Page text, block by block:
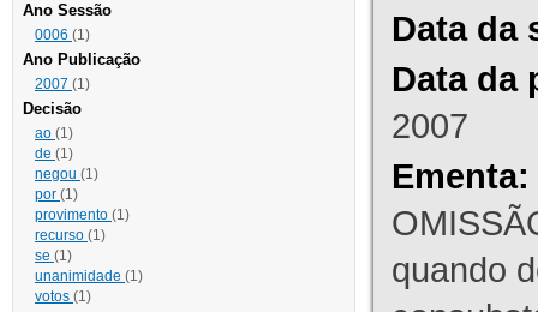
Ano Sessão
0006 (1)
Ano Publicação
2007 (1)
Decisão
ao (1)
de (1)
negou (1)
por (1)
provimento (1)
recurso (1)
se (1)
unanimidade (1)
votos (1)
Data da
Data da
2007
Ementa:
quando